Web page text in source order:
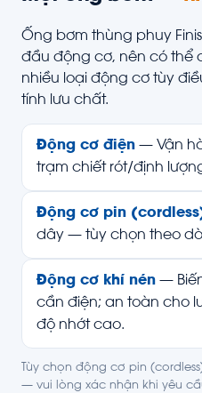
Ống bơm thùng phuy
đầu động cơ, nên có thể
nhiều loại động cơ tùy
tính lưu chất.
Động cơ điện — Vận
trạm chiết rót/định
Động cơ pin
dây — tùy chọn theo
Động cơ khí nén —
cần điện; an toàn cho
độ nhớt cao.
Tùy chọn động cơ pin
— vui lòng xác nhận khi yêu